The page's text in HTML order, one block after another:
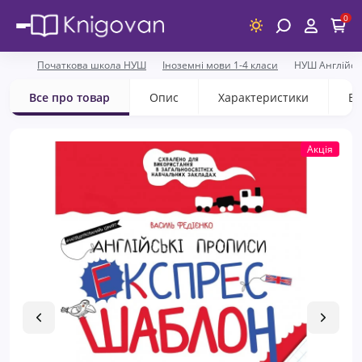
0
Початкова школа НУШ Іноземні мови 1-4 класи НУШ
Все про товар Опис Характеристики
Акція